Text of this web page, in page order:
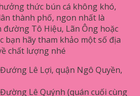
thức bún cá không khó,
thành phố, ngon nhất là
Tô Hiệu, Lãn Ông hoặc
bạn hãy tham khảo một số địa
chất lượng nhé
Lê Lợi, quận Ngô Quyền,
Lê Quýnh (quán cuối cùng